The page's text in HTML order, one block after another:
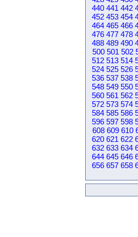
440 441 442
452 453 454
464 465 466
476 477 478
488 489 490
500 501 502
512 513 514
524 525 526
536 537 538
548 549 550
560 561 562
572 573 574
584 585 586
596 597 598
608 609 610
620 621 622
632 633 634
644 645 646
656 657 658